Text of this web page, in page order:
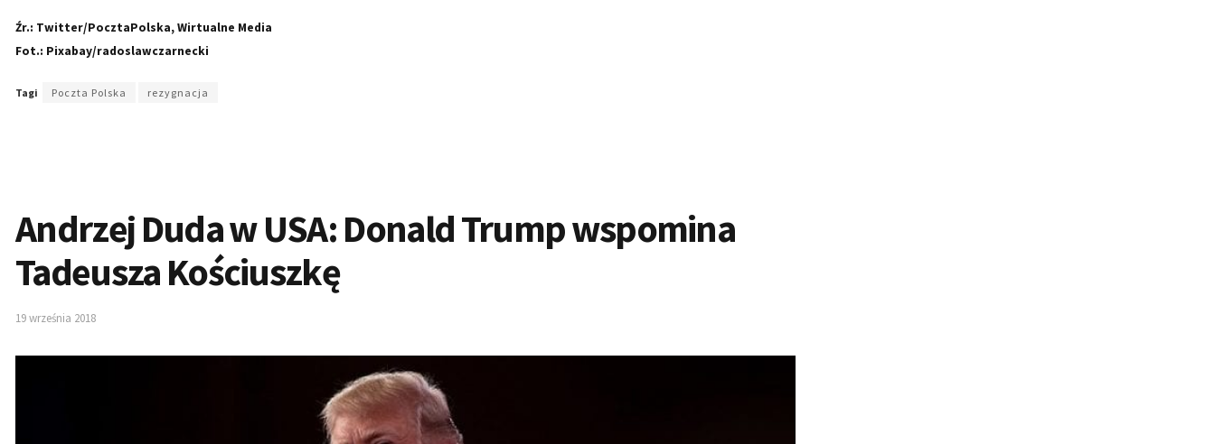
Źr.: Twitter/PocztaPolska, Wirtualne Media
Fot.: Pixabay/radoslawczarnecki
Tagi Poczta Polska rezygnacja
Andrzej Duda w USA: Donald Trump wspomina
Tadeusza Kościuszkę
19 września 2018